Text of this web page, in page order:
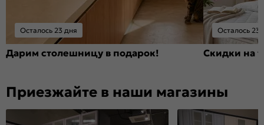
Осталось 23 дня
Дарим столешницу в подарок!
Осталось 23
Скидки на
Приезжайте в наши магазины